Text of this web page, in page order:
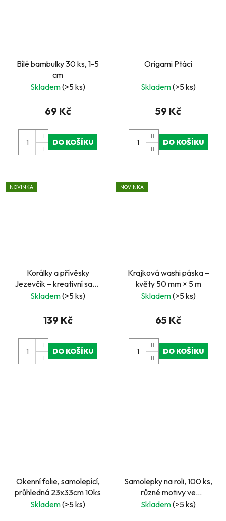
Bílé bambulky 30 ks, 1-5
cm
Skladem(>5 ks)
69 Kč
DO KOŠÍKU
Origami Ptáci
Skladem(>5 ks)
59 Kč
DO KOŠÍKU
NOVINKA
Korálky a přívěsky
Jezevčík – kreativní sada
pro výrobu originálních
Skladem(>5 ks)
139 Kč
DO KOŠÍKU
NOVINKA
Krajková washi páska –
květy 50 mm × 5 m
Skladem(>5 ks)
65 Kč
DO KOŠÍKU
Okenní folie, samolepící,
průhledná 23x33cm 10ks
Skladem(>5 ks)
Samolepky na roli, 100 ks,
různé motivy ve
známkovém rámečku,
Skladem(>5 ks)